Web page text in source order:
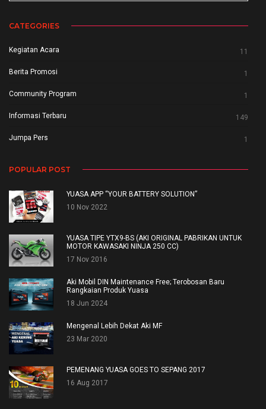
CATEGORIES
Kegiatan Acara 11
Berita Promosi 1
Community Program 1
Informasi Terbaru 149
Jumpa Pers 1
POPULAR POST
YUASA APP “YOUR BATTERY SOLUTION”
10 Nov 2022
YUASA TIPE YTX9-BS (AKI ORIGINAL PABRIKAN UNTUK
MOTOR KAWASAKI NINJA 250 CC)
17 Nov 2016
Aki Mobil DIN Maintenance Free; Terobosan Baru
Rangkaian Produk Yuasa
18 Jun 2024
Mengenal Lebih Dekat Aki MF
23 Mar 2020
PEMENANG YUASA GOES TO SEPANG 2017
16 Aug 2017